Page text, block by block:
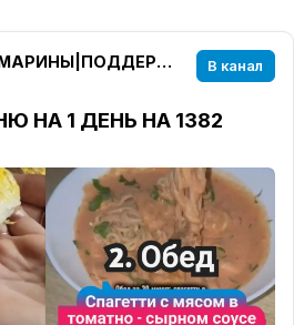
ЛИЧНЫЙ БЛОГ МАРИНЫ|ПОДДЕРЖКА В ПОХУДЕНИИ В канал
НА 1 ДЕНЬ НА 1382